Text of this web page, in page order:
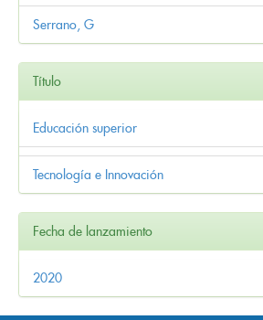
Serrano, G
Título
Educación superior
Tecnología e Innovación
Fecha de lanzamiento
2020